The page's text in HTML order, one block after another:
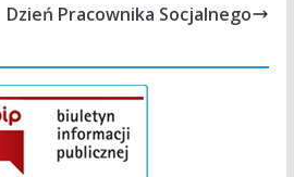
Dzień Pracownika Socjalnego